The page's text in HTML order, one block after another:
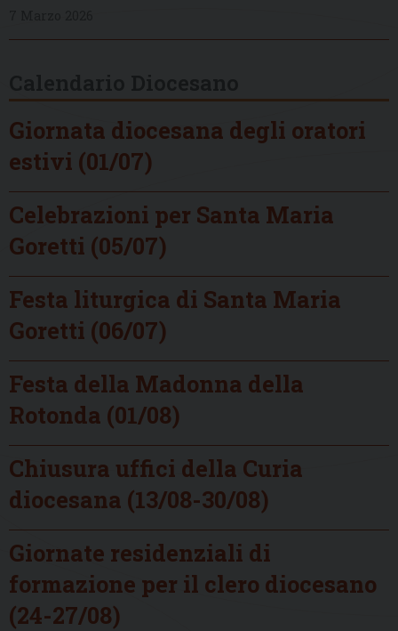
Giornata diocesana degli oratori
estivi (01/07)
Celebrazioni per Santa Maria
Goretti (05/07)
Festa liturgica di Santa Maria
Goretti (06/07)
Festa della Madonna della
Rotonda (01/08)
Chiusura uffici della Curia
diocesana (13/08-30/08)
Giornate residenziali di
formazione per il clero diocesano
(24-27/08)